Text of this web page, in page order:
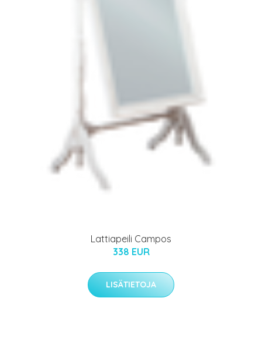
Lattiapeili Campos
338 EUR
LISÄTIETOJA